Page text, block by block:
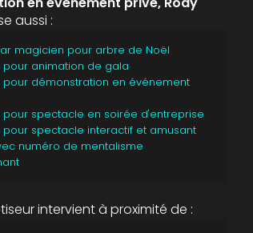
aussi :
magicien pour arbre de Noël
pour animation de gala
pour démonstration en événement
pour spectacle en soirée d'entreprise
pour spectacle interactif et amusant
numéro de mentalisme
intervient à proximité de :